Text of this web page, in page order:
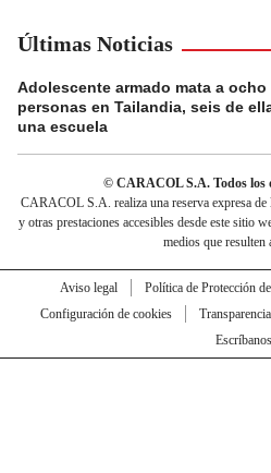
Últimas Noticias
Adolescente armado mata a ocho
personas en Tailandia, seis de
una escuela
© CARACOL S.A. Todos los
CARACOL S.A. realiza una reserva expresa de
y otras prestaciones accesibles desde este sitio
medios que resulten
Aviso legal Política de Protección
Configuración de cookies
Transparencia
Escríbanos